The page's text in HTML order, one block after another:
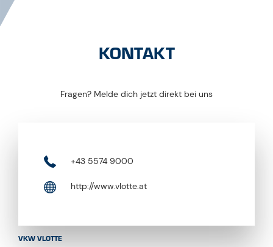
KONTAKT
Fragen? Melde dich jetzt direkt bei uns
+43 5574 9000
http://www.vlotte.at
VKW VLOTTE